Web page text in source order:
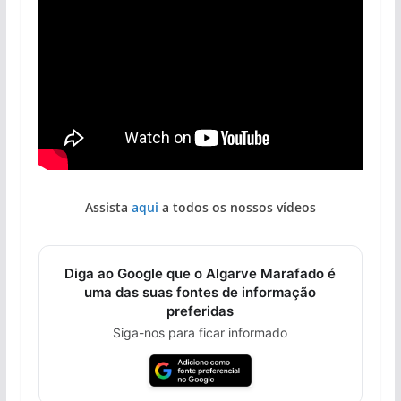
Assista aqui a todos os nossos vídeos
Diga ao Google que o Algarve Marafado é
uma das suas fontes de informação
preferidas
Siga-nos para ficar informado